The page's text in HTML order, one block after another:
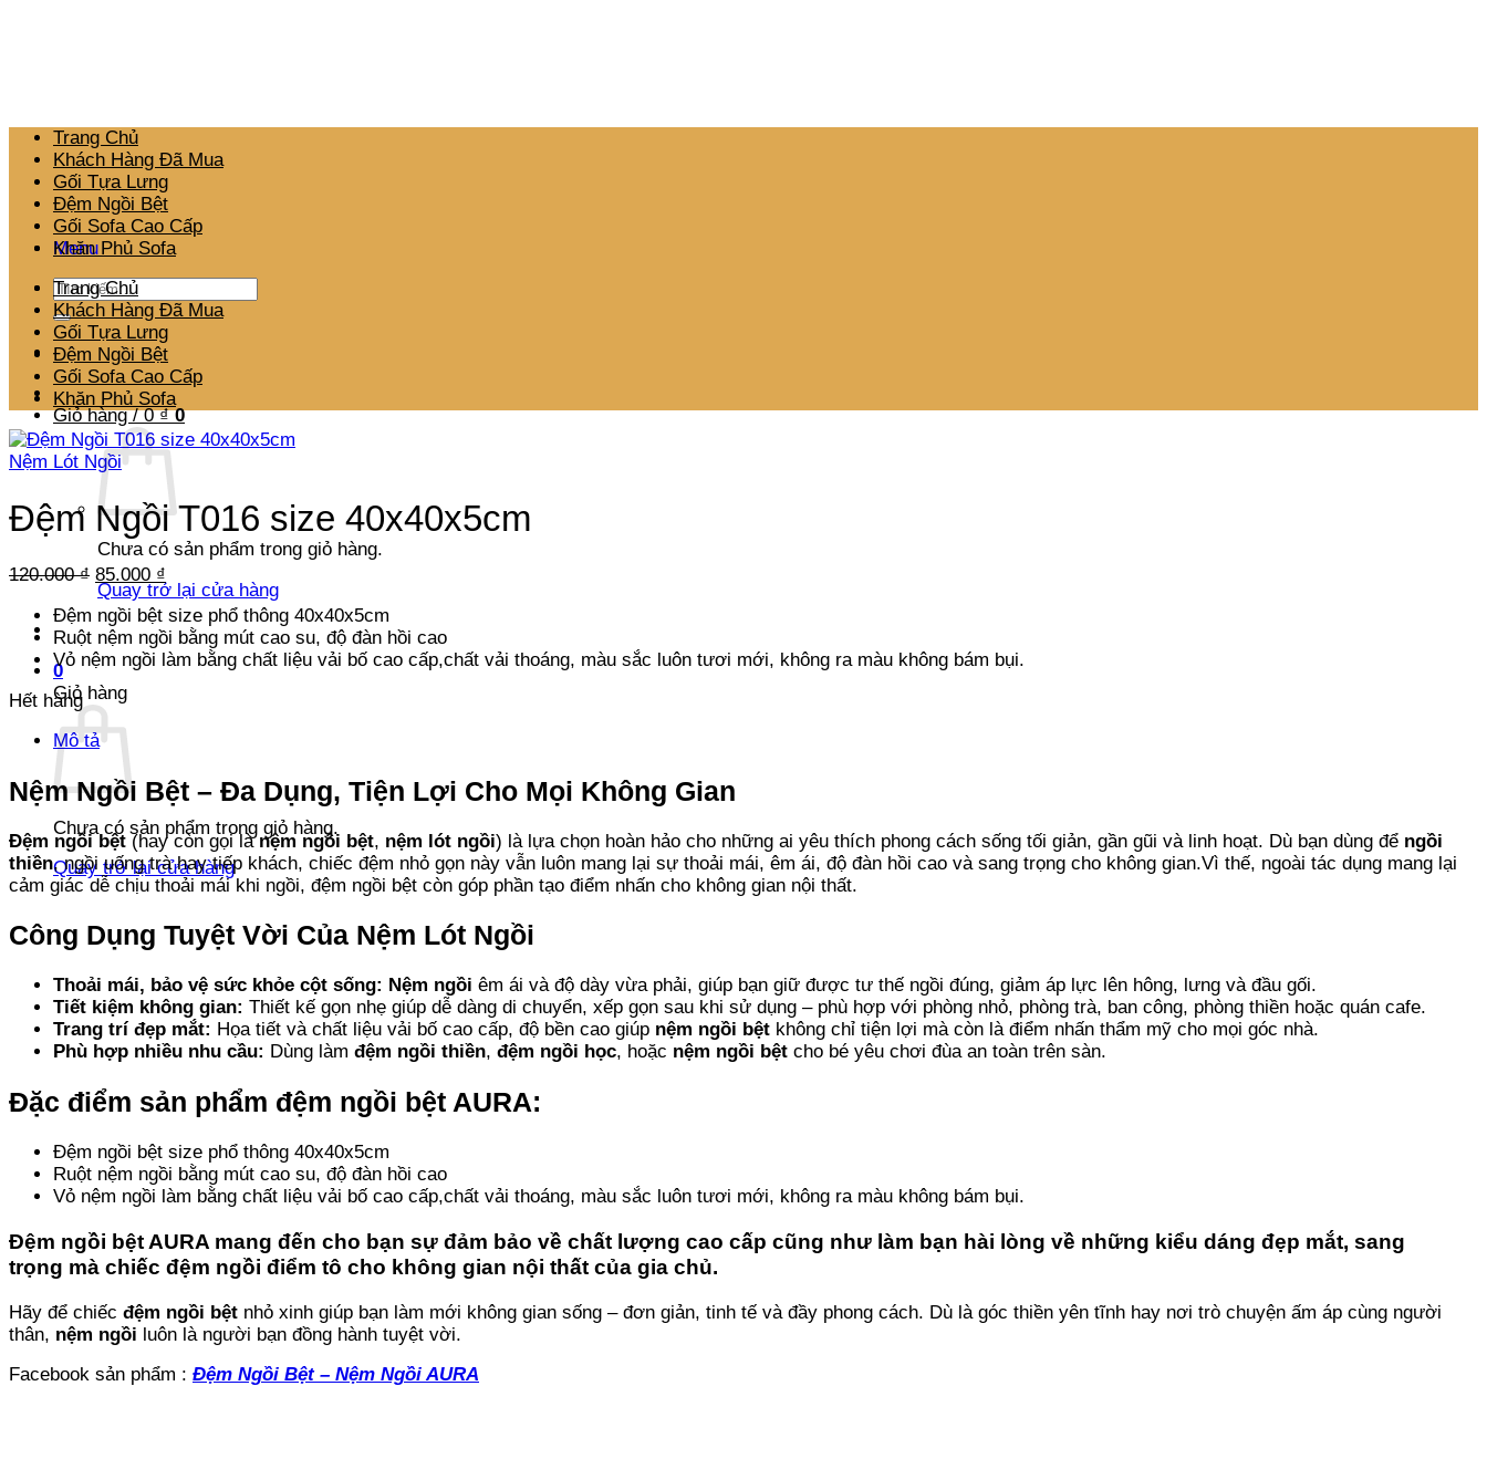
Menu
Tìm
kiếm:
Giỏ hàng /0₫ 0
Chưa có sản phẩm trong giỏ hàng.
Quay trở lại cửa hàng
0
Giỏ hàng
Chưa có sản phẩm trong giỏ hàng.
Quay trở lại cửa hàng
Trang Chủ
Khách Hàng Đã Mua
Gối Tựa Lưng
Đệm Ngồi Bệt
Gối Sofa Cao Cấp
Khăn Phủ Sofa
Trang Chủ
Khách Hàng Đã Mua
Gối Tựa Lưng
Đệm Ngồi Bệt
Gối Sofa Cao Cấp
Khăn Phủ Sofa
Nệm Lót Ngồi
Đệm Ngồi T016 size 40x40x5cm
120.000₫ Giá
gốc
là:
120.000 ₫.
85.000 ₫
hiện
tại
là:
85.000 ₫.
Đệm ngồi bệt size phổ thông 40x40x5cm
Ruột nệm ngồi bằng mút cao su, độ đàn hồi cao
Vỏ nệm ngồi làm bằng chất liệu vải bố cao cấp,chất vải thoáng, màu sắc luôn tươi mới, không ra màu không bám bụi.
Hết hàng
Mô tả
Nệm Ngồi Bệt – Đa Dụng, Tiện Lợi Cho Mọi Không Gian
Đệm ngồi bệt (hay còn gọi lànệm ngồi bệt, nệm lót ngồi) là lựa chọn hoàn hảo cho những ai yêu thích phong cách sống tối giản, gần gũi và linh hoạt. Dù bạn dùng để ngồi
thiền, ngồi uống trà hay tiếp khách, chiếc đệm nhỏ gọn này vẫn luôn mang lại sự thoải mái, êm ái, độ đàn hồi cao và sang trọng cho không gian.Vì thế, ngoài tác dụng mang lại
cảm giác dễ chịu thoải mái khi ngồi, đệm ngồi bệt còn góp phần tạo điểm nhấn cho không gian nội thất.
Công Dụng Tuyệt Vời Của Nệm Lót Ngồi
Thoải mái, bảo vệ sức khỏe cột sống: Nệm ngồi êm ái và độ dày vừa phải, giúp bạn giữ được tư thế ngồi đúng, giảm áp lực lên hông, lưng và đầu gối.
Tiết kiệm không gian: Thiết kế gọn nhẹ giúp dễ dàng di chuyển, xếp gọn sau khi sử dụng – phù hợp với phòng nhỏ, phòng trà, ban công, phòng thiền hoặc quán cafe.
Trang trí đẹp mắt: Họa tiết và chất liệu vải bố cao cấp, độ bền cao giúp nệm ngồi bệt không chỉ tiện lợi mà còn là điểm nhấn thẩm mỹ cho mọi góc nhà.
Phù hợp nhiều nhu cầu: Dùng làm đệm ngồi thiền, đệm ngồi học, hoặc nệm ngồi bệt cho bé yêu chơi đùa an toàn trên sàn.
Đặc điểm sản phẩm đệm ngồi bệt AURA:
Đệm ngồi bệt size phổ thông 40x40x5cm
Ruột nệm ngồi bằng mút cao su, độ đàn hồi cao
Vỏ nệm ngồi làm bằng chất liệu vải bố cao cấp,chất vải thoáng, màu sắc luôn tươi mới, không ra màu không bám bụi.
Đệm ngồi bệt AURA mang đến cho bạn sự đảm bảo về chất lượng cao cấp cũng như làm bạn hài lòng về những kiểu dáng đẹp mắt, sang
trọng mà chiếc đệm ngồi điểm tô cho không gian nội thất của gia chủ.
Hãy để chiếc đệm ngồi bệt nhỏ xinh giúp bạn làm mới không gian sống – đơn giản, tinh tế và đầy phong cách. Dù là góc thiền yên tĩnh hay nơi trò chuyện ấm áp cùng người
thân, nệm ngồi luôn là người bạn đồng hành tuyệt vời.
Facebook sản phẩm : Đệm Ngồi Bệt – Nệm Ngồi AURA